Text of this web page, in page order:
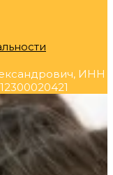
ИНН